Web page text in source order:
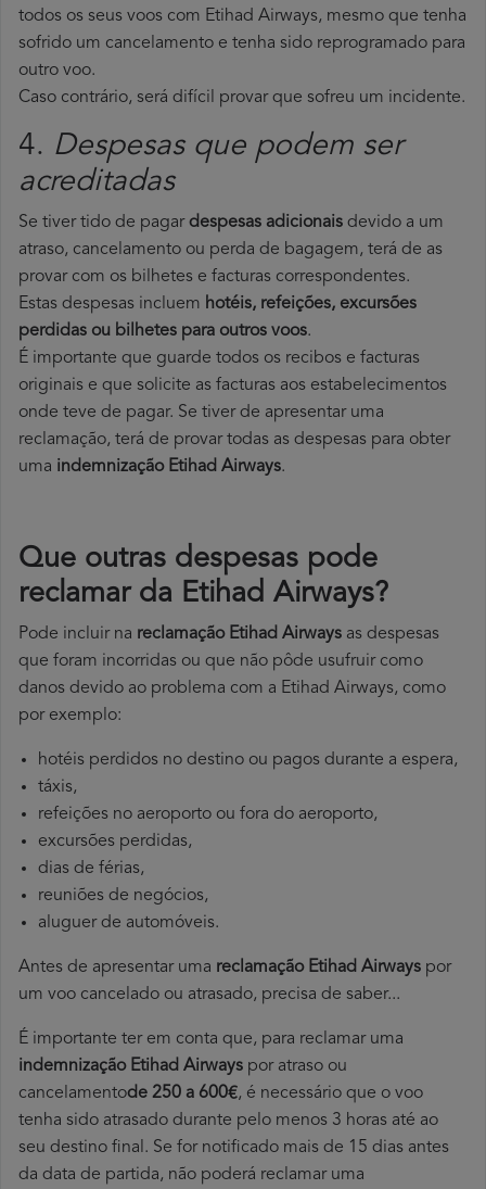
todos os seus voos com Etihad Airways, mesmo que tenha
sofrido um cancelamento e tenha sido reprogramado para
outro voo.
Caso contrário, será difícil provar que sofreu um incidente.
4. Despesas que podem ser
acreditadas
Se tiver tido de pagardespesas adicionais devido a um
atraso, cancelamento ou perda de bagagem, terá de as
provar com os bilhetes e facturas correspondentes.
Estas despesas incluem hotéis, refeições, excursões
perdidas ou bilhetes para outros voos.
É importante que guarde todos os recibos e facturas
originais e que solicite as facturas aos estabelecimentos
onde teve de pagar. Se tiver de apresentar uma
reclamação, terá de provar todas as despesas para obter
uma indemnização Etihad Airways.
Que outras despesas pode
reclamar da Etihad Airways?
Pode incluir na reclamação Etihad Airways as despesas
que foram incorridas ou que não pôde usufruir como
danos devido ao problema com a Etihad Airways, como
por exemplo:
hotéis perdidos no destino ou pagos durante a espera,
táxis,
refeições no aeroporto ou fora do aeroporto,
excursões perdidas,
dias de férias,
reuniões de negócios,
aluguer de automóveis.
Antes de apresentar uma reclamação Etihad Airways por
um voo cancelado ou atrasado, precisa de saber...
É importante ter em conta que, para reclamar uma
indemnização Etihad Airways por atraso ou
cancelamentode 250 a 600€, é necessário que o voo
tenha sido atrasado durante pelo menos 3 horas até ao
seu destino final. Se for notificado mais de 15 dias antes
da data de partida, não poderá reclamar uma